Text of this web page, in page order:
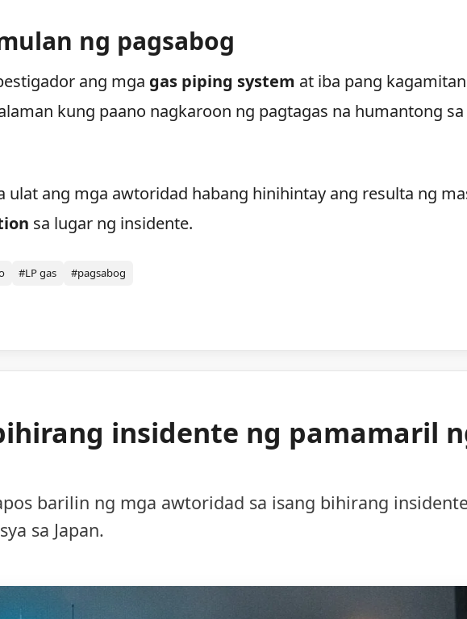
ng pagsabog
ang mga gas piping system at iba pang
kung paano nagkaroon ng pagtagas na humantong sa
ulat ang mga awtoridad habang hinihintay ang resulta ng
sa lugar ng insidente.
#LP gas #pagsabog
insidente ng pamamaril
barilin ng mga awtoridad sa isang bihirang
sa Japan.